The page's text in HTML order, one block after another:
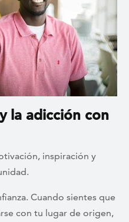
la adicción con
inspiración y
Cuando sientes que
con tu lugar de origen,